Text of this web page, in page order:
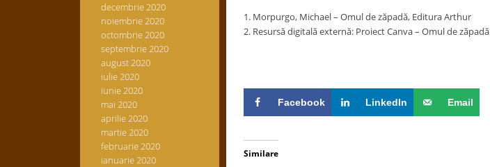
decembrie 2020
noiembrie 2020
octombrie 2020
septembrie 2020
august 2020
iulie 2020
iunie 2020
mai 2020
aprilie 2020
martie 2020
februarie 2020
ianuarie 2020
1. Morpurgo, Michael – Omul de zăpadă, Editura Arthur
2. Resursă digitală externă: Proiect Canva – Omul de zăpadă
Facebook LinkedIn Email
Similare